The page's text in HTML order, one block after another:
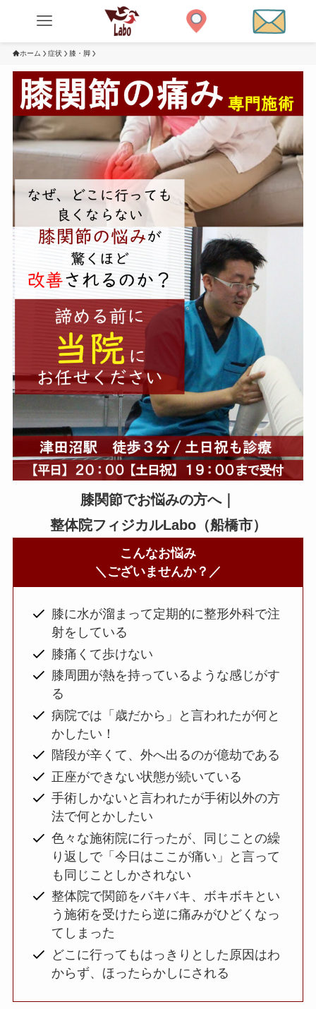
ホーム 症状 膝・脚
膝関節でお悩みの方へ｜
整体院フィジカルLabo（船橋市）
こんなお悩み
＼ございませんか？／
膝に水が溜まって定期的に整形外科で注
射をしている
膝痛くて歩けない
膝周囲が熱を持っているような感じがす
る
病院では「歳だから」と言われたが何と
かしたい！
階段が辛くて、外へ出るのが億劫である
正座ができない状態が続いている
手術しかないと言われたが手術以外の方
法で何とかしたい
色々な施術院に行ったが、同じことの繰
り返しで「今日はここが痛い」と言って
も同じことしかされない
整体院で関節をバキバキ、ボキボキとい
う施術を受けたら逆に痛みがひどくなっ
てしまった
どこに行ってもはっきりとした原因はわ
からず、ほったらかしにされる